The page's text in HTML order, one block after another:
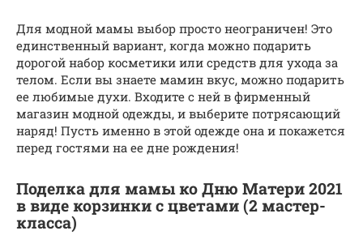
Для модной мамы выбор просто неограничен! Это
единственный вариант, когда можно подарить
дорогой набор косметики или средств для ухода за
телом. Если вы знаете мамин вкус, можно подарить
ее любимые духи. Входите с ней в фирменный
магазин модной одежды, и выберите потрясающий
наряд! Пусть именно в этой одежде она и покажется
перед гостями на ее дне рождения!
Поделка для мамы ко Дню Матери 2021
в виде корзинки с цветами (2 мастер-
класса)